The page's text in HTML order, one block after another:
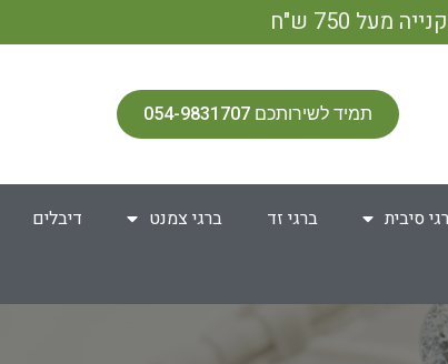
תמיד לשירותכם 054-9831707
סיבית ברגי זד ברגי צמנט
דיבלים